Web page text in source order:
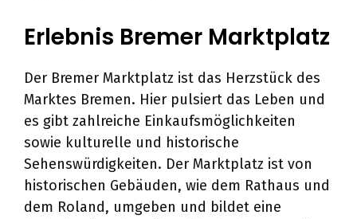
Erlebnis Bremer Marktplatz
Der Bremer Marktplatz ist das Herzstück des
Marktes Bremen. Hier pulsiert das Leben und
es gibt zahlreiche Einkaufsmöglichkeiten
sowie kulturelle und historische
Sehenswürdigkeiten. Der Marktplatz ist von
historischen Gebäuden, wie dem Rathaus und
dem Roland, umgeben und bildet eine